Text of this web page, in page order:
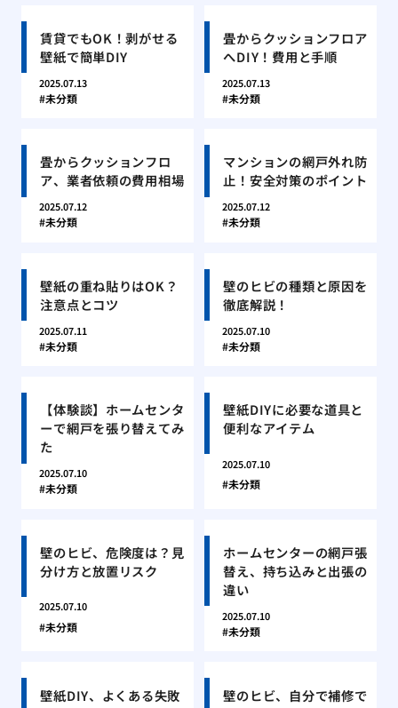
賃貸でもOK！剥がせる
壁紙で簡単DIY
2025.07.13
未分類
畳からクッションフロア
へDIY！費用と手順
2025.07.13
未分類
畳からクッションフロ
ア、業者依頼の費用相場
2025.07.12
未分類
マンションの網戸外れ防
止！安全対策のポイント
2025.07.12
未分類
壁紙の重ね貼りはOK？
注意点とコツ
2025.07.11
未分類
壁のヒビの種類と原因を
徹底解説！
2025.07.10
未分類
【体験談】ホームセンタ
ーで網戸を張り替えてみ
た
2025.07.10
未分類
壁紙DIYに必要な道具と
便利なアイテム
2025.07.10
未分類
壁のヒビ、危険度は？見
分け方と放置リスク
2025.07.10
未分類
ホームセンターの網戸張
替え、持ち込みと出張の
違い
2025.07.10
未分類
壁紙DIY、よくある失敗
壁のヒビ、自分で補修で